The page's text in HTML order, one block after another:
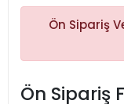
Ön Sipariş
Ön Sipariş